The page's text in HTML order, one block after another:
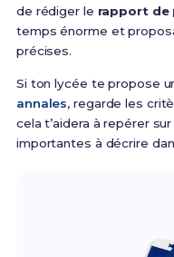
de rédiger le rapport de
temps énorme et
précises.
Si ton lycée te propose
annales, regarde les
cela t’aidera à repérer
importantes à décrire